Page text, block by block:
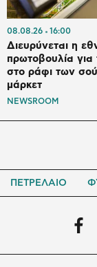
08.08.26 16:00
Διευρύνεται η
πρωτοβουλία για
στο ράφι των
μάρκετ
NEWSROOM
ΠΕΤΡΕΛΑΙΟ